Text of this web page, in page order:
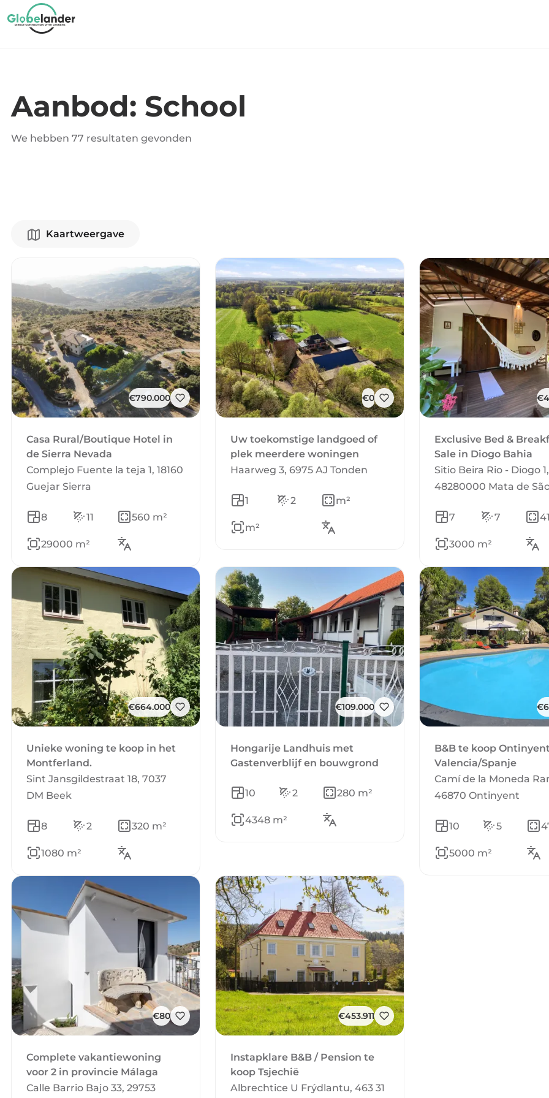
Aanbod: School
We hebben 77 resultaten gevonden
Kaartweergave
€790.000
Casa Rural/Boutique Hotel in
de Sierra Nevada
Complejo Fuente la teja 1, 18160
Guejar Sierra
8 11 560 m²
29000 m²
€0
Uw toekomstige landgoed of
plek meerdere woningen
Haarweg 3, 6975 AJ Tonden
1 2 m²
m²
Exclusive Bed &
Sale in Diogo Bahia
Sitio Beira Rio - Diogo 1,
48280000 Mata de
7 7
3000 m²
€664.000
Unieke woning te koop in het
Montferland.
Sint Jansgildestraat 18, 7037
DM Beek
8 2 320 m²
1080 m²
€109.000
Hongarije Landhuis met
Gastenverblijf en bouwgrond
10 2 280 m²
4348 m²
B&B te koop
Valencia/Spanje
Camí de la Moneda
46870 Ontinyent
10 5
5000 m²
€80
Complete vakantiewoning
voor 2 in provincie Málaga
Calle Barrio Bajo 33, 29753
€453.911
Instapklare B&B / Pension te
koop Tsjechië
Albrechtice U Frýdlantu, 463 31